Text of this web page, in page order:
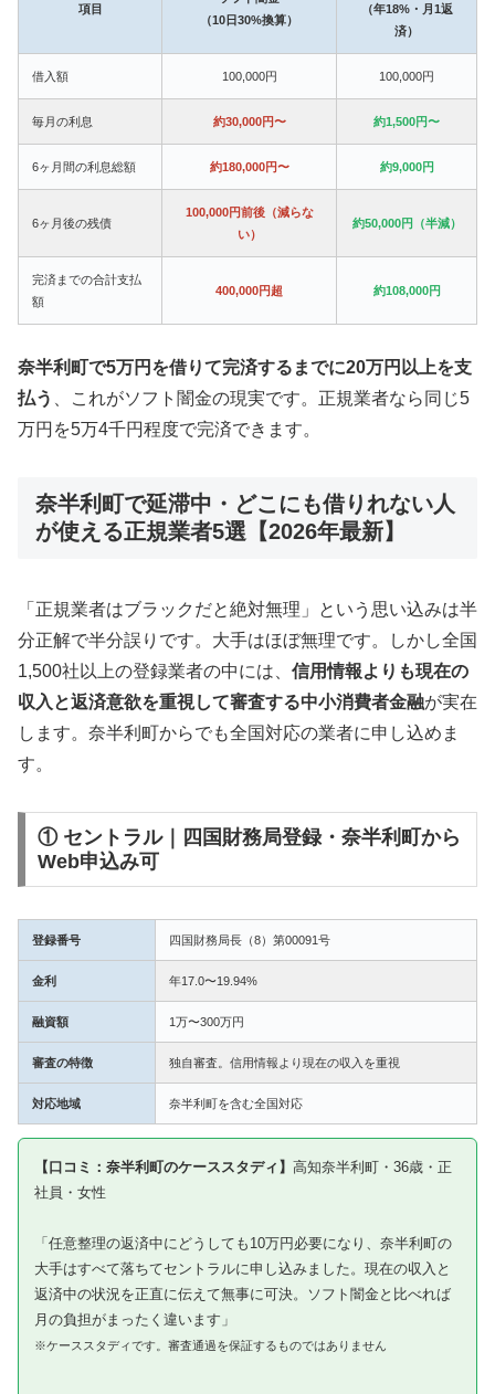
項目
（10日30%換算）
（年18%・月1返
済）
借入額 100,000円 100,000円
毎月の利息 約30,000円〜 約1,500円〜
6ヶ月間の利息総額 約180,000円〜 約9,000円
6ヶ月後の残債
100,000円前後（減らな
い）
約50,000円（半減）
完済までの合計支払
額
400,000円超 約108,000円
奈半利町で5万円を借りて完済するまでに20万円以上を支
払う
、これがソフト闇金の現実です。正規業者なら同じ5
万円を5万4千円程度で完済できます。
奈半利町で延滞中・どこにも借りれない人
が使える正規業者5選【2026年最新】
「正規業者はブラックだと絶対無理」という思い込みは半
分正解で半分誤りです。大手はほぼ無理です。しかし全国
1,500社以上の登録業者の中には、 信用情報よりも現在の
収入と返済意欲を重視して審査する中小消費者金融が実在
します。奈半利町からでも全国対応の業者に申し込めま
す。
① セントラル｜四国財務局登録・奈半利町から
Web申込み可
登録番号 四国財務局長（8）第00091号
金利 年17.0〜19.94%
融資額 1万〜300万円
審査の特徴 独自審査。信用情報より現在の収入を重視
対応地域 奈半利町を含む全国対応
【口コミ：奈半利町のケーススタディ】 高知奈半利町・36歳・正
社員・女性
「任意整理の返済中にどうしても10万円必要になり、奈半利町の
大手はすべて落ちてセントラルに申し込みました。現在の収入と
返済中の状況を正直に伝えて無事に可決。ソフト闇金と比べれば
月の負担がまったく違います」
※ケーススタディです。審査通過を保証するものではありません